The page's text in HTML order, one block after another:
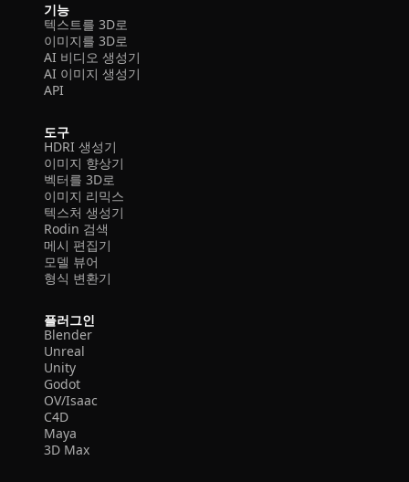
기능
텍스트를 3D로
이미지를 3D로
AI 비디오 생성기
AI 이미지 생성기
API
도구
HDRI 생성기
이미지 향상기
벡터를 3D로
이미지 리믹스
텍스처 생성기
Rodin 검색
메시 편집기
모델 뷰어
형식 변환기
플러그인
Blender
Unreal
Unity
Godot
OV/Isaac
C4D
Maya
3D Max